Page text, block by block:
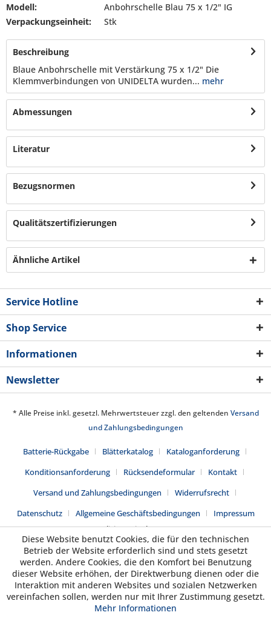
Modell:
Anbohrschelle Blau 75 x 1/2" IG
Verpackungseinheit:
Stk
Beschreibung
Blaue Anbohrschelle mit Verstärkung 75 x 1/2" Die
Klemmverbindungen von UNIDELTA wurden... mehr
Abmessungen
Literatur
Bezugsnormen
Qualitätszertifizierungen
Ähnliche Artikel
Service Hotline
Shop Service
Informationen
Newsletter
* Alle Preise inkl. gesetzl. Mehrwertsteuer zzgl. den geltenden Versand
und Zahlungsbedingungen
Batterie-Rückgabe Blätterkatalog
Kataloganforderung
Konditionsanforderung
Rücksendeformular
Kontakt
Versand und Zahlungsbedingungen
Widerrufsrecht
Datenschutz
Allgemeine Geschäftsbedingungen
Impressum
Realisiert mit Shopware
Diese Website benutzt Cookies, die für den technischen
Betrieb der Website erforderlich sind und stets gesetzt
werden. Andere Cookies, die den Komfort bei Benutzung
dieser Website erhöhen, der Direktwerbung dienen oder die
Interaktion mit anderen Websites und sozialen Netzwerken
vereinfachen sollen, werden nur mit Ihrer Zustimmung gesetzt.
Mehr Informationen